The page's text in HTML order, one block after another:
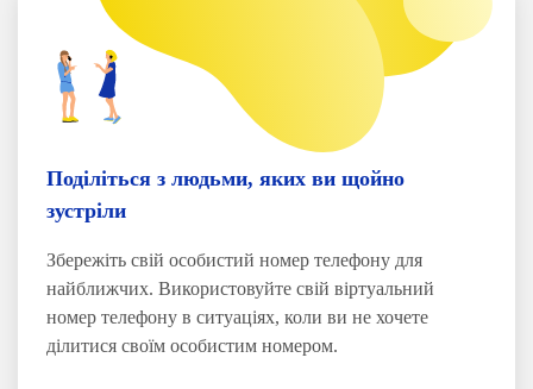
Поділіться з людьми, яких ви щойно
зустріли
Збережіть свій особистий номер телефону для
найближчих. Використовуйте свій віртуальний
номер телефону в ситуаціях, коли ви не хочете
ділитися своїм особистим номером.